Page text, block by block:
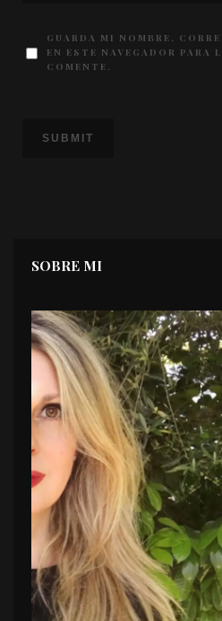
GUARDA MI NOMBRE,
EN ESTE NAVEGADOR PARA
COMENTE.
SOBRE MI